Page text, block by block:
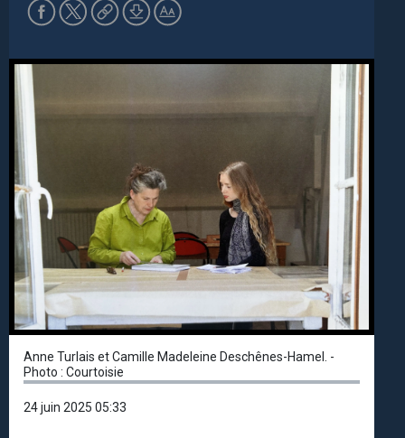
Anne Turlais et Camille Madeleine Deschênes-Hamel. -
Photo : Courtoisie
24 juin 2025 05:33